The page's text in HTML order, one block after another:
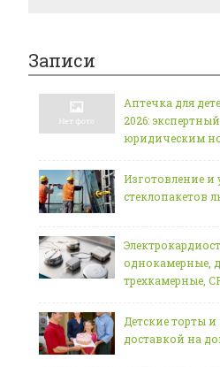
Записи
Аптечка для
2026:
юридическим
Изготовление и
стеклопакетов
однокамерные,
трехкамерные,
Детские торты
доставкой на